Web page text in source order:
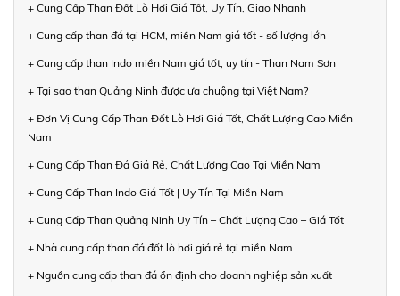
+ Cung Cấp Than Đốt Lò Hơi Giá Tốt, Uy Tín, Giao Nhanh
+ Cung cấp than đá tại HCM, miền Nam giá tốt - số lượng lớn
+ Cung cấp than Indo miền Nam giá tốt, uy tín - Than Nam Sơn
+ Tại sao than Quảng Ninh được ưa chuộng tại Việt Nam?
+ Đơn Vị Cung Cấp Than Đốt Lò Hơi Giá Tốt, Chất Lượng Cao Miền
Nam
+ Cung Cấp Than Đá Giá Rẻ, Chất Lượng Cao Tại Miền Nam
+ Cung Cấp Than Indo Giá Tốt | Uy Tín Tại Miền Nam
+ Cung Cấp Than Quảng Ninh Uy Tín – Chất Lượng Cao – Giá Tốt
+ Nhà cung cấp than đá đốt lò hơi giá rẻ tại miền Nam
+ Nguồn cung cấp than đá ổn định cho doanh nghiệp sản xuất